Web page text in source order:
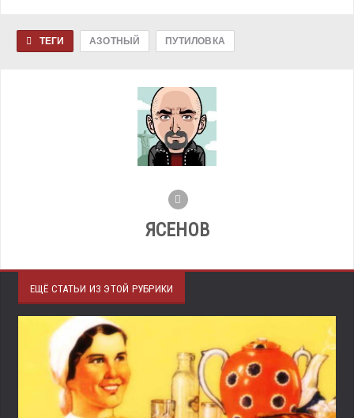
ТЕГИ АЗОТНЫЙ ПУТИЛОВКА
ЯСЕНОВ
ЕЩЁ СТАТЬИ ИЗ ЭТОЙ РУБРИКИ